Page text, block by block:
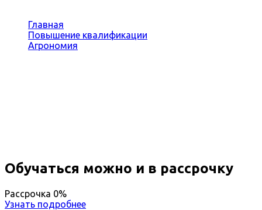
Главная
Повышение квалификации
Агрономия
Обучаться можно и в рассрочку
Рассрочка 0%
Узнать подробнее